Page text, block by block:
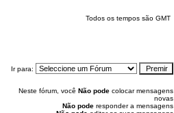
Todos os tempos são GMT
Ir para:
Neste fórum, você Não pode colocar mensagens
novas
Não pode responder a mensagens